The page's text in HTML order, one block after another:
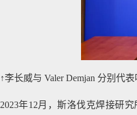
↑李长威与 Valer Demjan 分别代
2023年12月，斯洛伐克焊接研